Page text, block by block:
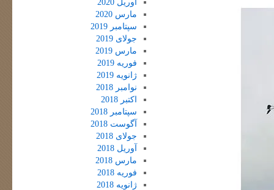
مارس 2020
سپتامبر 2019
جولای 2019
مارس 2019
فوریه 2019
ژانویه 2019
نوامبر 2018
اکتبر 2018
سپتامبر 2018
آگوست 2018
جولای 2018
آوریل 2018
مارس 2018
فوریه 2018
ژانویه 2018